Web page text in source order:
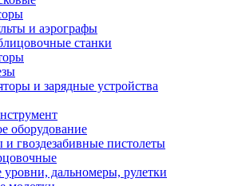
и аэрографы
станки
и зарядные устройства
оборудование
и гвоздезабивные пистолеты
уровни, дальномеры, рулетки